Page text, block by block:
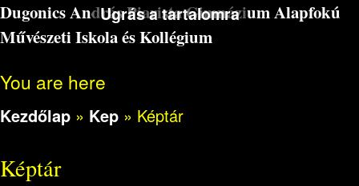
Ugrás a tartalomra
Dugonics András Piarista Gimnázium Alapfokú
Művészeti Iskola és Kollégium
You are here
Kezdőlap » Kep » Képtár
Képtár